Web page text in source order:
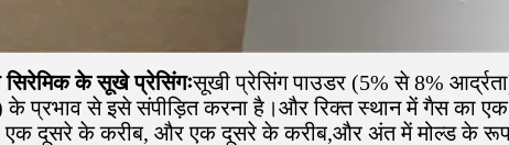
सिरेमिक के सूखे प्रेसिंगःसूखी प्रेसिंग पाउडर (5% से 8%
के प्रभाव से इसे संपीड़ित करना है।और रिक्त स्थान में गैस का एक
एक दूसरे के करीब, और एक दूसरे के करीब,और अंत में मोल्ड के